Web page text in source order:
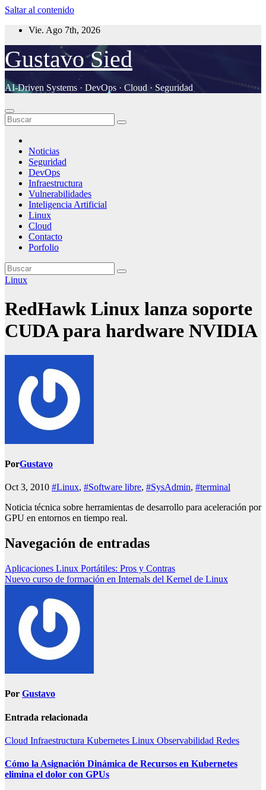
Saltar al contenido
Vie. Ago 7th, 2026
Gustavo Sied
AI-Driven Systems · DevOps · Cloud · Seguridad
Noticias
Seguridad
DevOps
Infraestructura
Vulnerabilidades
Inteligencia Artificial
Linux
Cloud
Contacto
Porfolio
Linux
RedHawk Linux lanza soporte
CUDA para hardware NVIDIA
PorGustavo
Oct 3, 2010 #Linux, #Software libre, #SysAdmin, #terminal
Noticia técnica sobre herramientas de desarrollo para aceleración por
GPU en entornos en tiempo real.
Navegación de entradas
Aplicaciones Linux Portátiles: Pros y Contras
Nuevo curso de formación en Internals del Kernel de Linux
Por Gustavo
Entrada relacionada
Cloud Infraestructura Kubernetes Linux Observabilidad Redes
Cómo la Asignación Dinámica de Recursos en Kubernetes
elimina el dolor con GPUs